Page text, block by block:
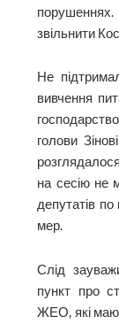
порушеннях.
звільнити
Не
вивчення
голови
на сесію не
депутатів
мер.
Слід
пункт про
ЖЕО, які